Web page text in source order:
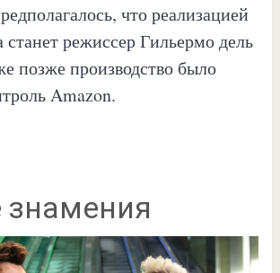
что реализацией
станет режиссер Гильермо дель
позже производство было
Amazon.
знамения